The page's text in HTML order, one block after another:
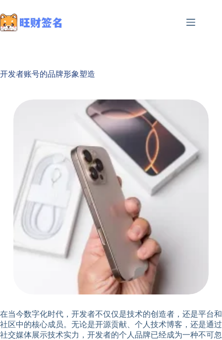
开发者账号的品牌形象塑造
在当今数字化时代，开发者不仅仅是技术的创造者，还是平台和
社区中的核心成员。无论是开源贡献、个人技术博客，还是通过
社交媒体展示技术实力，开发者的个人品牌已经成为一种不可忽